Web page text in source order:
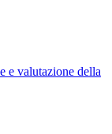
e valutazione della